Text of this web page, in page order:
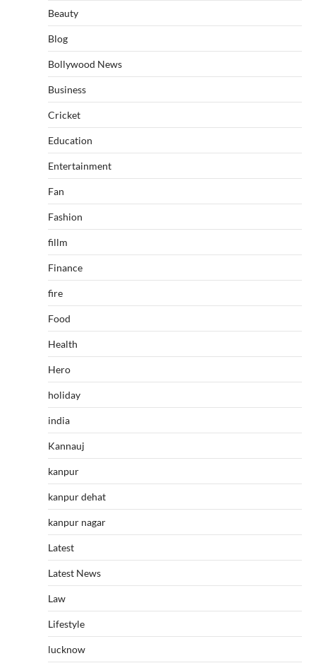
Beauty
Blog
Bollywood News
Business
Cricket
Education
Entertainment
Fan
Fashion
fillm
Finance
fire
Food
Health
Hero
holiday
india
Kannauj
kanpur
kanpur dehat
kanpur nagar
Latest
Latest News
Law
Lifestyle
lucknow